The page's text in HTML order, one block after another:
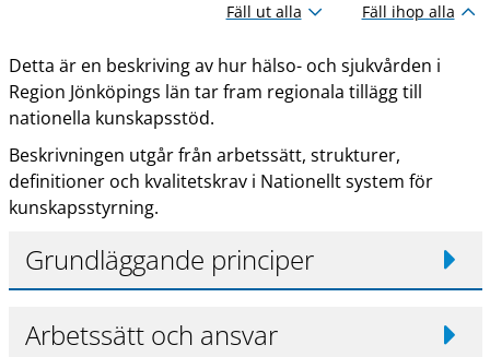
Fäll ut alla Fäll ihop alla
Detta är en beskriving av hur hälso- och sjukvården i
Region Jönköpings län tar fram regionala tillägg till
nationella kunskapsstöd.
Beskrivningen utgår från arbetssätt, strukturer,
definitioner och kvalitetskrav i Nationellt system för
kunskapsstyrning.
Grundläggande principer
Arbetssätt och ansvar